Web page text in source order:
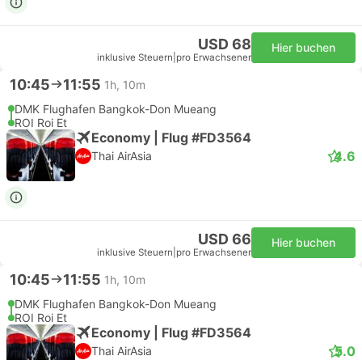
USD 68
inklusive Steuern pro Erwachsener
Hier buchen
10:45 11:55 1h, 10m
DMK Flughafen Bangkok-Don Mueang
ROI Roi Et
Economy | Flug #FD3564
Thai AirAsia 4.6
USD 66
inklusive Steuern pro Erwachsener
Hier buchen
10:45 11:55 1h, 10m
DMK Flughafen Bangkok-Don Mueang
ROI Roi Et
Economy | Flug #FD3564
Thai AirAsia 5.0